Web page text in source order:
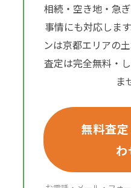
相続・空き地・急
事情にも対応しま
ンは京都エリアの
査定は完全無料・
ま
無料査